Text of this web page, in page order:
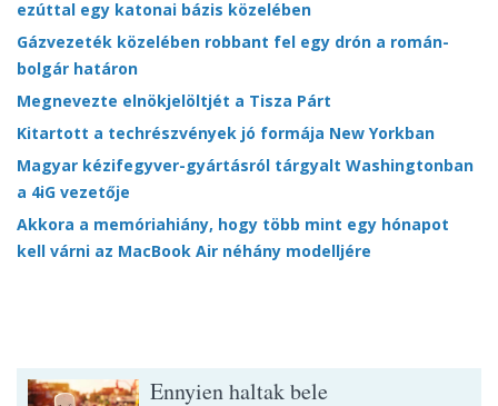
ezúttal egy katonai bázis közelében
Gázvezeték közelében robbant fel egy drón a román-
bolgár határon
Megnevezte elnökjelöltjét a Tisza Párt
Kitartott a techrészvények jó formája New Yorkban
Magyar kézifegyver-gyártásról tárgyalt Washingtonban
a 4iG vezetője
Akkora a memóriahiány, hogy több mint egy hónapot
kell várni az MacBook Air néhány modelljére
Ennyien haltak bele